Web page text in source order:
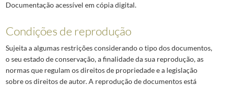
Documentação acessível em cópia digital.
Condições de reprodução
Sujeita a algumas restrições considerando o tipo dos documentos,
o seu estado de conservação, a finalidade da sua reprodução, as
normas que regulam os direitos de propriedade e a legislação
sobre os direitos de autor. A reprodução de documentos está